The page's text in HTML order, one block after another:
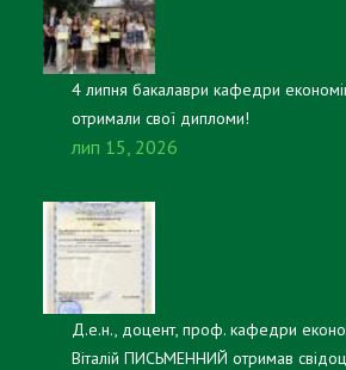
4 липня бакалаври кафедри
отримали свої дипломи!
лип 15, 2026
Д.е.н., доцент, проф. кафедри
Віталій ПИСЬМЕННИЙ отримав